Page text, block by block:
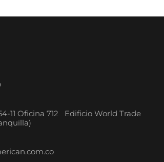
54-11 Oficina 712 Edificio World Trade